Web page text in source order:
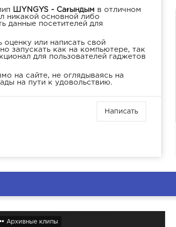
ШYNGYS - Сағындым в отличном
никакой основной либо
данные посетителей для
или написать свой
запускать как на компьютере, так
для пользователей гаджетов
на сайте, не оглядываясь на
на пути к удовольствию.
Написать
Архивные клипы